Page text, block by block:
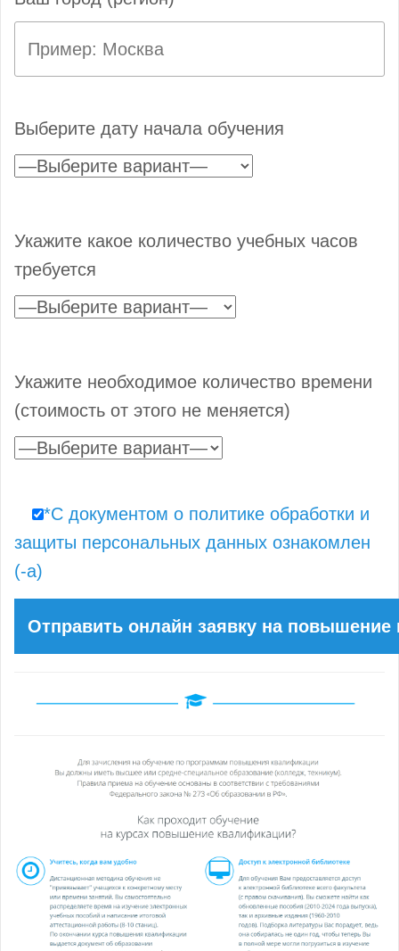
Выберите дату начала обучения
Укажите какое количество учебных часов
требуется
Укажите необходимое количество времени
(стоимость от этого не меняется)
*С документом о политике обработки и
защиты персональных данных ознакомлен
(-а)